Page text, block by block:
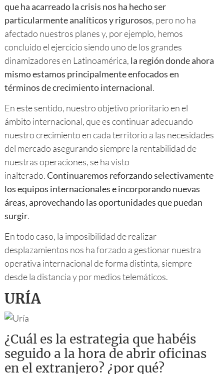
que ha acarreado la crisis nos ha hecho ser
particularmente analíticos y rigurosos, pero no ha
afectado nuestros planes y, por ejemplo, hemos
concluido el ejercicio siendo uno de los grandes
dinamizadores en Latinoamérica, la región donde ahora
mismo estamos principalmente enfocados en
términos de crecimiento internacional.
En este sentido, nuestro objetivo prioritario en el
ámbito internacional, que es continuar adecuando
nuestro crecimiento en cada territorio a las necesidades
del mercado asegurando siempre la rentabilidad de
nuestras operaciones, se ha visto
inalterado.Continuaremos reforzando selectivamente
los equipos internacionales e incorporando nuevas
áreas, aprovechando las oportunidades que puedan
surgir.
En todo caso, la imposibilidad de realizar
desplazamientos nos ha forzado a gestionar nuestra
operativa internacional de forma distinta, siempre
desde la distancia y por medios telemáticos.
URÍA
¿Cuál es la estrategia que habéis
seguido a la hora de abrir oficinas
en el extranjero? ¿por qué?